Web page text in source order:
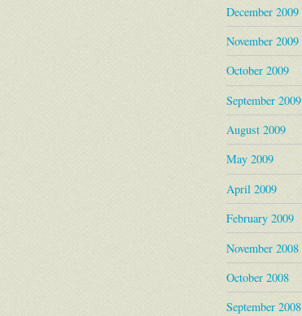
December 2009
November 2009
October 2009
September 2009
August 2009
May 2009
April 2009
February 2009
November 2008
October 2008
September 2008